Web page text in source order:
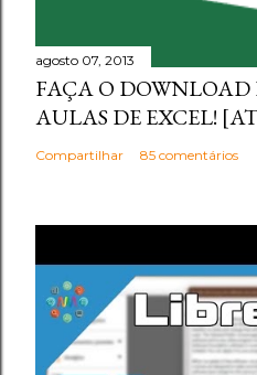
agosto 07, 2013
FAÇA O DOWNLOAD
AULAS DE EXCEL!
Compartilhar 85 comentários